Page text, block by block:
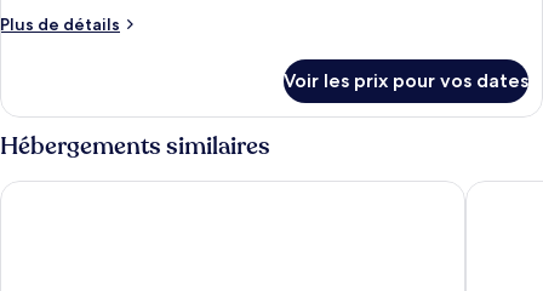
Plus de détails
Plus
le
type
de
Chambre
Voir les prix pour vos dates
Hébergements similaires
Glee Nairobi, a Preferred LVX Hotel Kwetu